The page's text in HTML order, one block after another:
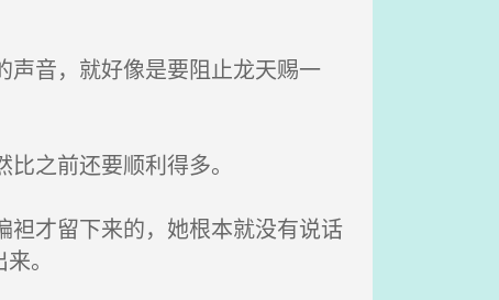
音，就好像是要阻止龙天赐一
之前还要顺利得多。
才留下来的，她根本就没有说话
。